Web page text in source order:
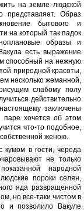
на земле людской
Образ
бытового и
на который так падок
образы и
есть выражение
способный на нежную
природной красоты,
несколько жеманной,
слабому полу
действительно
заключены
хочется об этом
что-то подобное,
женою.
в гости, череда
не только
народной
пороки селян,
яда развращенной
но все-таки чистом в
и позволило Вакуле